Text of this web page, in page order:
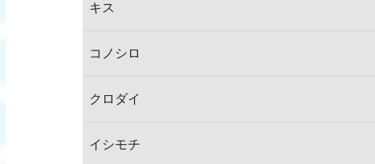
キス
コノシロ
クロダイ
イシモチ